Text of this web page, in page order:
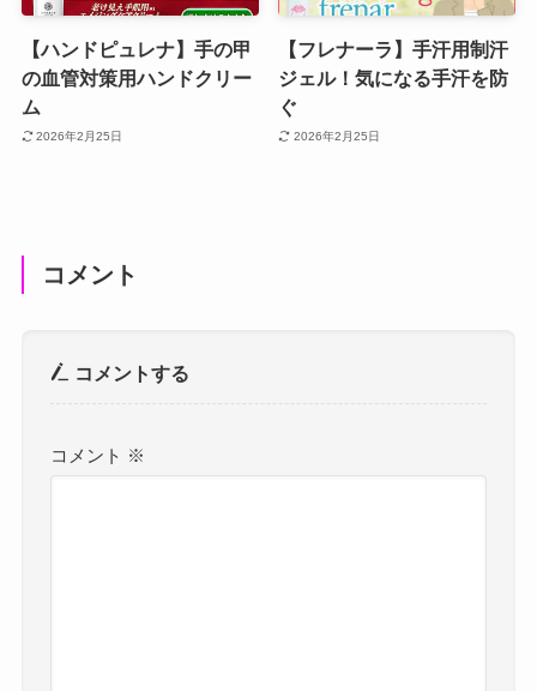
【ハンドピュレナ】手の甲
の血管対策用ハンドクリー
ム
2026年2月25日
【フレナーラ】手汗用制汗
ジェル！気になる手汗を防
ぐ
2026年2月25日
コメント
コメントする
コメント ※